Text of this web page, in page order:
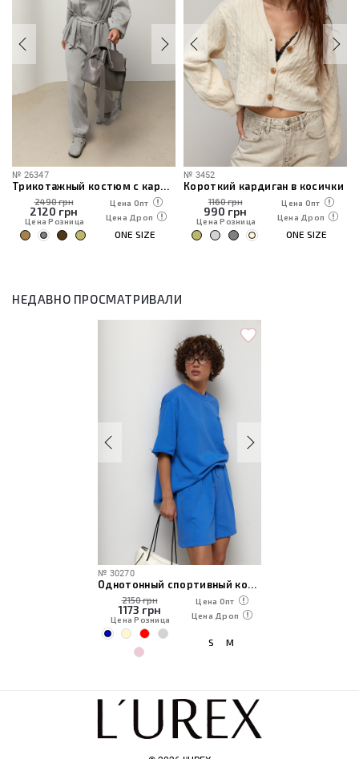
№ 26347
Трикотажный костюм с кардиганом, топом и брюками
2490 грн
2120 грн
Цена Розница
Цена Опт
Цена Дроп
ONE SIZE
№ 3452
Короткий кардиган в косички
1160 грн
990 грн
Цена Розница
Цена Опт
Цена Дроп
ONE SIZE
НЕДАВНО ПРОСМАТРИВАЛИ
№ 30270
Однотонный спортивный костюм из шорт и футболки
2150 грн
1173 грн
Цена Розница
Цена Опт
Цена Дроп
S M